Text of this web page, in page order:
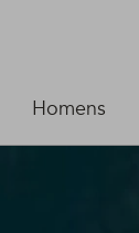
Homens